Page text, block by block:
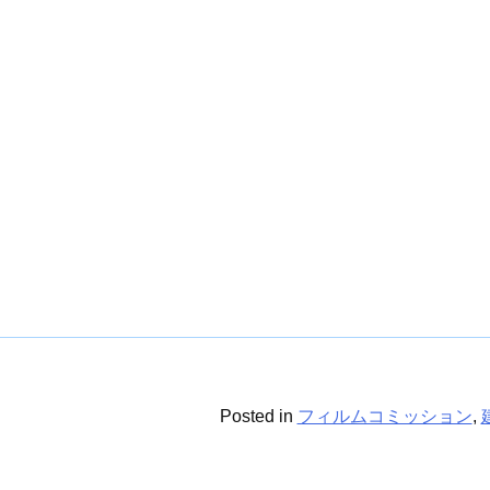
Posted in フィルムコミッション,